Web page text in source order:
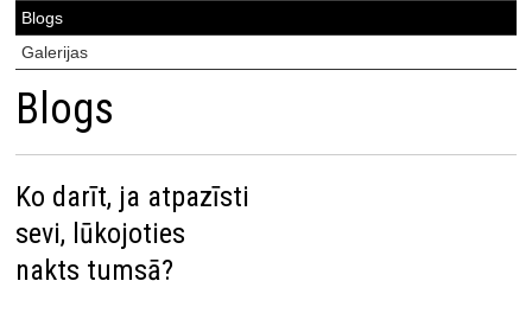
Blogs
Galerijas
Blogs
Ko darīt, ja atpazīsti
sevi, lūkojoties
nakts tumsā?